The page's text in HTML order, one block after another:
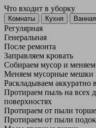
Что входит в уборку
Регу­лярная
Гене­ральная
После ремонта
Заправляем кровать
Собираем мусор и
Меняем мусорные мешки
Раскладываем аккуратно
Протираем пыль на всех
поверхностях
Протираем от пыли
Протираем от пыли